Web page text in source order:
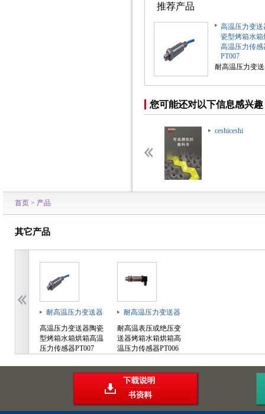
推荐产品
高温压力变送
瓷型烤箱水箱
高温压力传感
PT007
耐高温压力变
您可能还对以下信息感兴趣
ceshiceshi
首页 > 产品
其它产品
耐高温压力变送器
高温压力变送器陶瓷
型烤箱水箱烘箱高温
压力传感器PT007
耐高温压力变送器
耐高温表压或绝压变
送器烤箱水箱烘箱高
温压力传感器PT006